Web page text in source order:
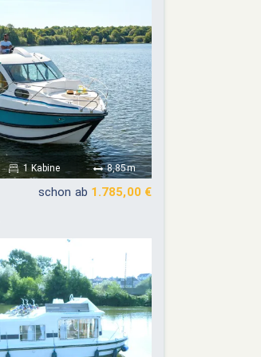
So
20
27
Oktober 2026
Mo Di Mi Do
05
12 14
19 20 21
26 27 28
1 Kabine 8,85m
schon ab 1.785,00 €